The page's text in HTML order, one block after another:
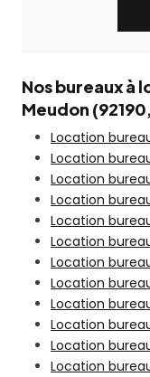
Nos bureaux à
Meudon
Location
Location
Location
Location
Location
Location
Location
Location
Location
Location
Location
Location